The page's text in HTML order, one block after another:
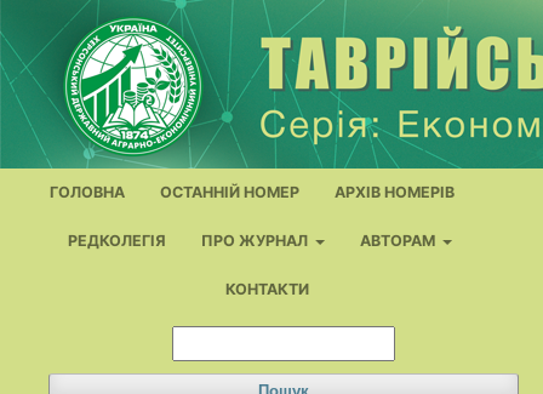
ГОЛОВНА ОСТАННІЙ НОМЕР АРХІВ НОМЕРІВ
РЕДКОЛЕГІЯ ПРО ЖУРНАЛ АВТОРАМ
КОНТАКТИ